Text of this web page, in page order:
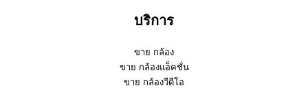
บริการ
ขาย กล้อง
ขาย กล้องแอ็คชั่น
ขาย กล้องวีดีโอ